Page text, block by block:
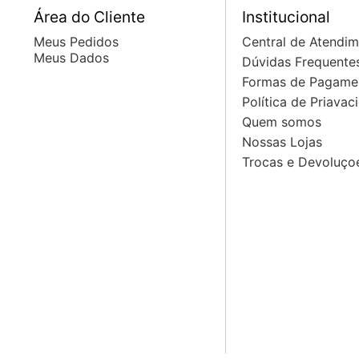
Área do Cliente
Meus Pedidos
Meus Dados
Institucional
Central de
Dúvidas
Formas de
Política de
Quem somos
Nossas Lojas
Trocas e